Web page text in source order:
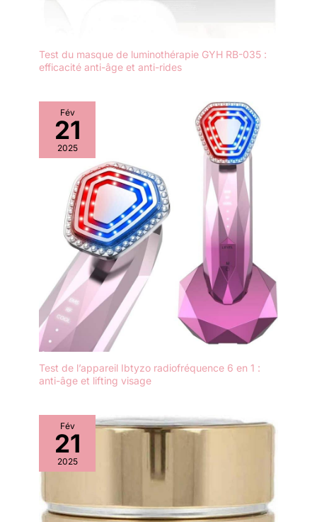
Test du masque de luminothérapie GYH RB-035 :
efficacité anti-âge et anti-rides
Fév
21
2025
Test de l’appareil Ibtyzo radiofréquence 6 en 1 :
anti-âge et lifting visage
Fév
21
2025